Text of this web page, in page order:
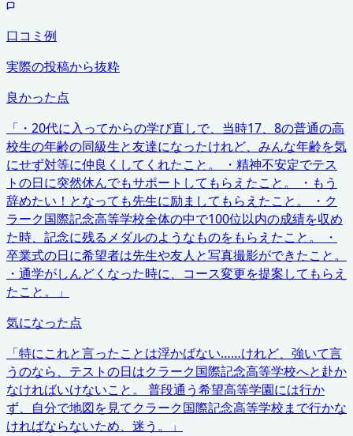
口コミ例
実際の投稿から抜粋
良かった点
「 ・20代に入ってからの学び直しで、当時17、8の普通の高
校生の年齢の同級生と友達になったけれど、みんな年齢を気
にせず対等に仲良くしてくれたこと。 ・精神不安定でテス
トの日に突然休んでもサポートしてもらえたこと。 ・もう
辞めたい！となっても先生に励ましてもらえたこと。 ・ク
ラーク国際記念高等学校全体の中で100位以内の成績を収め
た時、記念に残るメダルのようなものをもらえたこと。 ・
卒業式の日に希望者は先生や友人と写真撮影ができたこと。
・通学がしんどくなった時に、コース変更を提案してもらえ
たこと。
」
気になった点
「特にこれと言ったことは浮かばない……けれど、強いて言
うのなら、テストの日はクラーク国際記念高等学校へと赴か
なければいけないこと。 普段通う希望高等学園には行か
ず、自分で地図を見てクラーク国際記念高等学校まで行かな
ければならないため、迷う。
」